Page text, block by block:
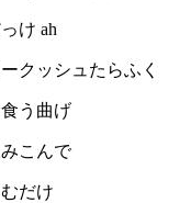
け ah
クッシュたらふく
う曲げ
こんで
だけ